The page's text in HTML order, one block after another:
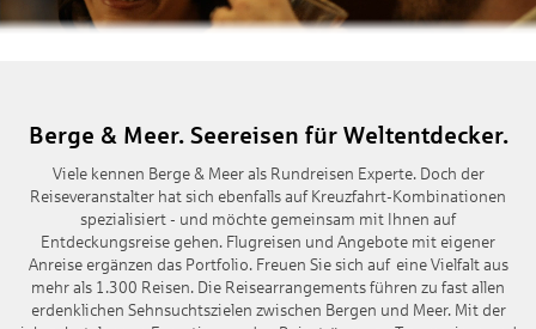
Berge & Meer. Seereisen für Weltentdecker.
Viele kennen Berge & Meer als Rundreisen Experte. Doch der
Reiseveranstalter hat sich ebenfalls auf Kreuzfahrt-Kombinationen
spezialisiert - und möchte gemeinsam mit Ihnen auf
Entdeckungsreise gehen. Flugreisen und Angebote mit eigener
Anreise ergänzen das Portfolio. Freuen Sie sich auf eine Vielfalt aus
mehr als 1.300 Reisen. Die Reisearrangements führen zu fast allen
erdenklichen Sehnsuchtszielen zwischen Bergen und Meer. Mit der